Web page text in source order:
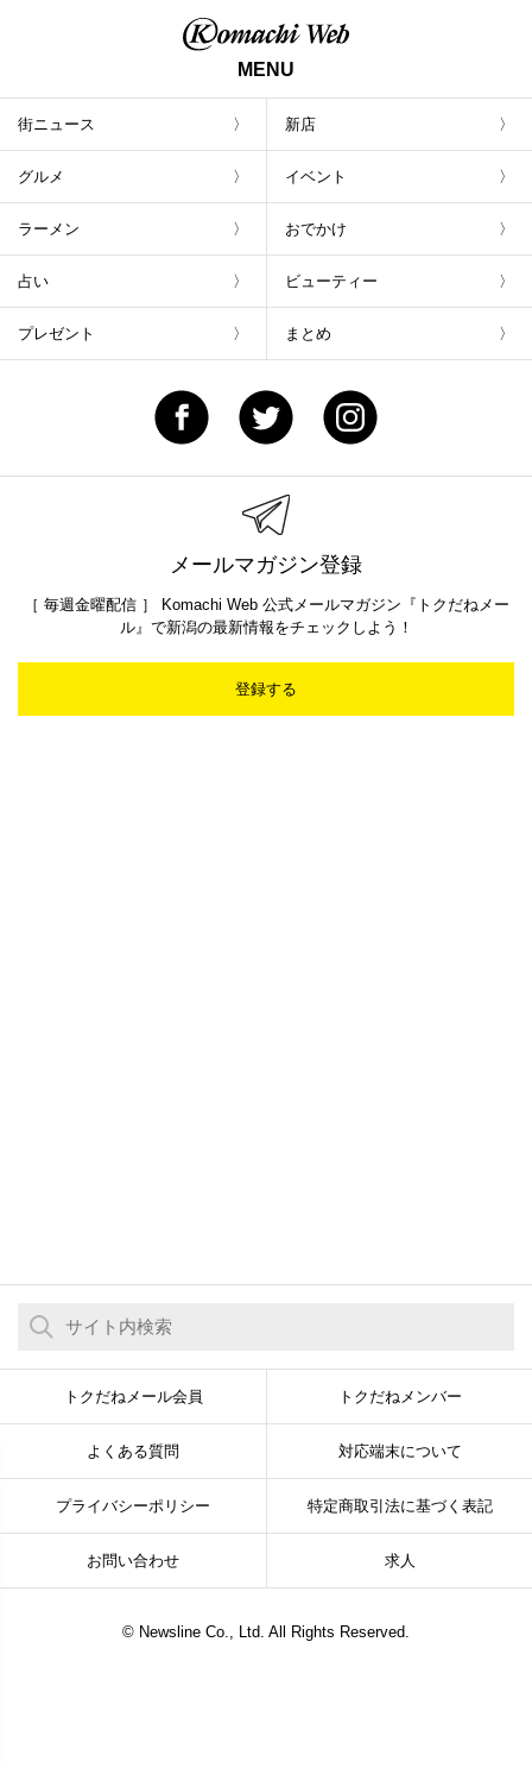
MENU
街ニュース 新店
グルメ イベント
ラーメン おでかけ
占い ビューティー
プレゼント まとめ
メールマガジン登録
［ 毎週金曜配信 ］ Komachi Web 公式メールマガジン『トクだねメー
ル』で新潟の最新情報をチェックしよう！
登録する
トクだねメール会員 トクだねメンバー
よくある質問 対応端末について
プライバシーポリシー 特定商取引法に基づく表記
お問い合わせ 求人
© Newsline Co., Ltd. All Rights Reserved.